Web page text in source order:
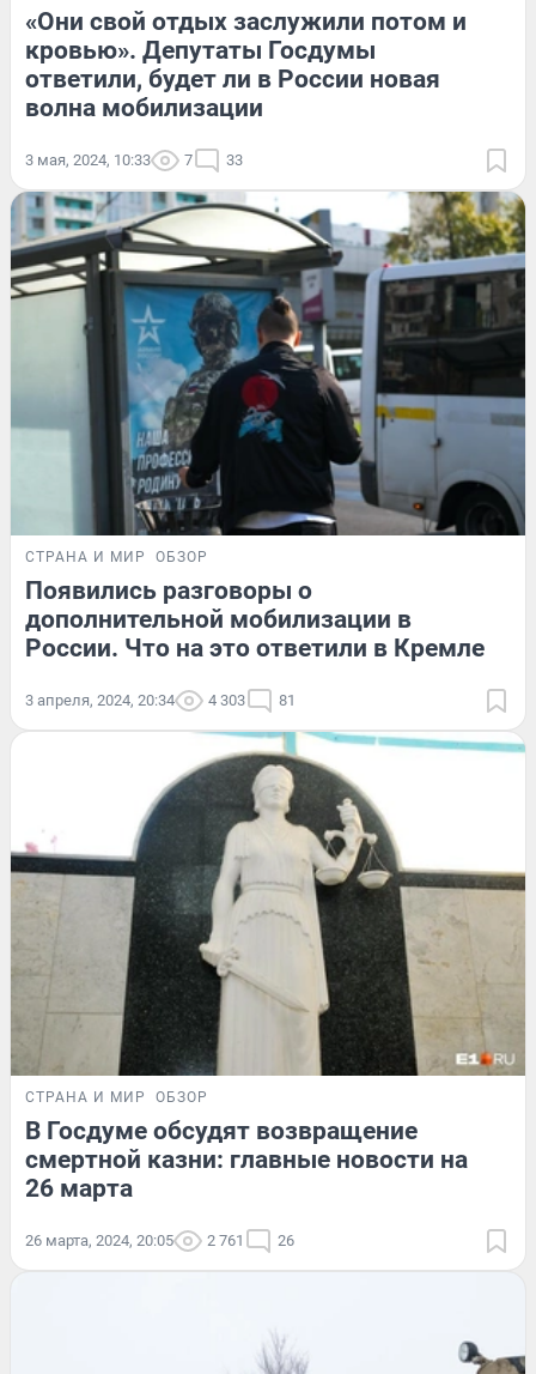
«Они свой отдых заслужили потом и
кровью». Депутаты Госдумы
ответили, будет ли в России новая
волна мобилизации
3 мая, 2024, 10:33 7 33
СТРАНА И МИР ОБЗОР
Появились разговоры о
дополнительной мобилизации в
России. Что на это ответили в Кремле
3 апреля, 2024, 20:34 4 303 81
СТРАНА И МИР ОБЗОР
В Госдуме обсудят возвращение
смертной казни: главные новости на
26 марта
26 марта, 2024, 20:05 2 761 26